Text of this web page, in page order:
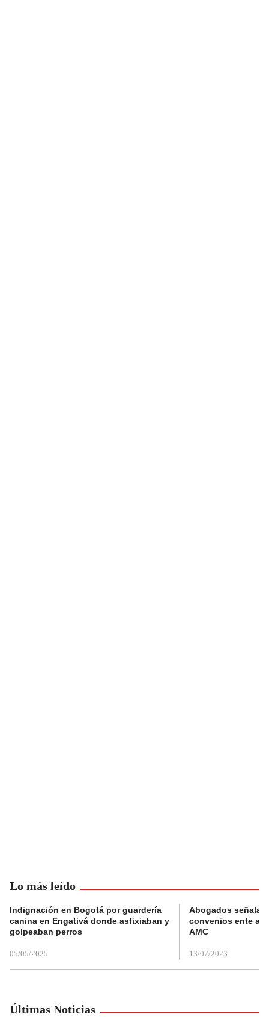
Lo más leído
Indignación en Bogotá por guardería
canina en Engativá donde asfixiaban y
golpeaban perros
05/05/2025
Abogados
convenios ente
AMC
13/07/2023
Últimas Noticias